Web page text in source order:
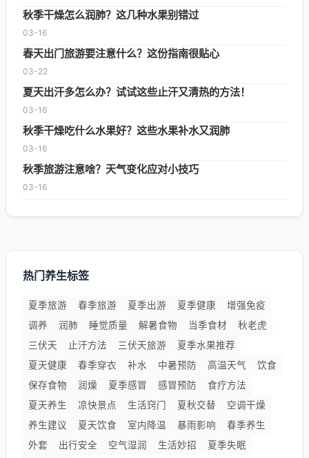
秋季干燥怎么润肺？这几种水果别错过
03-16
春天出门旅游要注意什么？这份指南很贴心
03-22
夏天出汗多怎么办？试试这些止汗又清热的方法！
03-16
秋季干燥吃什么水果好？这些水果补水又润肺
03-16
秋季旅游注意啥？天气变化应对小技巧
03-16
热门养生标签
夏季旅游 春季旅游 夏季出游 夏季健康
增强免疫
调养
润肺 睡觉质量 解暑食物 当季食材
秋老虎
三伏天
止汗方法 三伏天旅游
夏季水果推荐
夏天健康
春季穿衣 补水 中暑预防 高温天气
饮食
保存食物
润燥 夏季感冒 感冒预防
食疗方法
夏天养生
凉快景点 生活窍门 夏秋交替
空调干燥
养生建议
夏天饮食 室内降温 暴雨影响
春季养生
外套
出行安全 空气湿润 生活妙招 夏季失眠